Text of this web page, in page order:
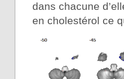
dans chacune
en cholestérol ce